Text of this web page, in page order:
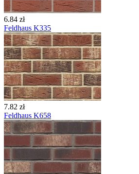
6.84 zł
Feldhaus K335
7.82 zł
Feldhaus K658